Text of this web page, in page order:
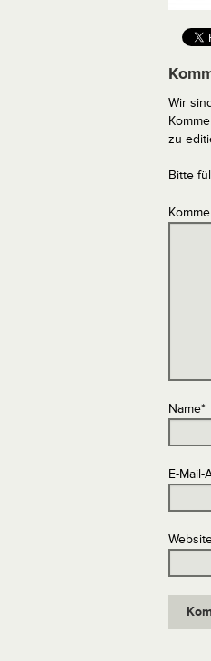
Wir
zu
Bitte
Name*
E-